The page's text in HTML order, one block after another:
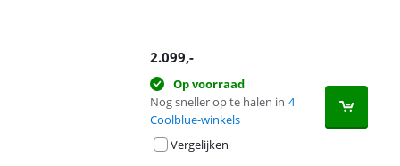
2.099,-
Op voorraad
Nog sneller op te halen in 4
Coolblue-winkels
Vergelijken